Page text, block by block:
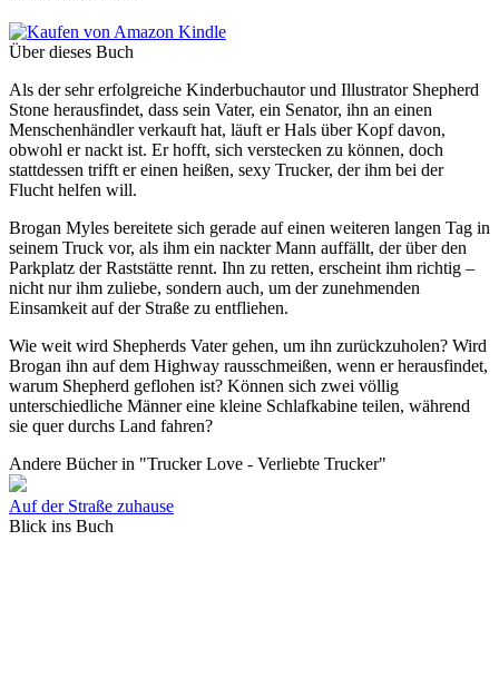
Über dieses Buch
Als der sehr erfolgreiche Kinderbuchautor und Illustrator Shepherd
Stone herausfindet, dass sein Vater, ein Senator, ihn an einen
Menschenhändler verkauft hat, läuft er Hals über Kopf davon,
obwohl er nackt ist. Er hofft, sich verstecken zu können, doch
stattdessen trifft er einen heißen, sexy Trucker, der ihm bei der
Flucht helfen will.
Brogan Myles bereitete sich gerade auf einen weiteren langen Tag in
seinem Truck vor, als ihm ein nackter Mann auffällt, der über den
Parkplatz der Raststätte rennt. Ihn zu retten, erscheint ihm richtig –
nicht nur ihm zuliebe, sondern auch, um der zunehmenden
Einsamkeit auf der Straße zu entfliehen.
Wie weit wird Shepherds Vater gehen, um ihn zurückzuholen? Wird
Brogan ihn auf dem Highway rausschmeißen, wenn er herausfindet,
warum Shepherd geflohen ist? Können sich zwei völlig
unterschiedliche Männer eine kleine Schlafkabine teilen, während
sie quer durchs Land fahren?
Andere Bücher in "Trucker Love - Verliebte Trucker"
Auf der Straße zuhause
Blick ins Buch